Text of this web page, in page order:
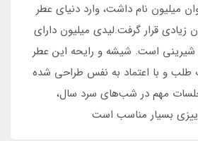
میلیون نام داشت، وارد دنیای عطر
زیادی قرار گرفت.لیدی میلیون دارای
شیرینی است. شیشه و رایحه این عطر
طلب و با اعتماد ‌به‌ نفس طراحی شده
مهم در شب‌های سرد سال،
بسیار مناسب است